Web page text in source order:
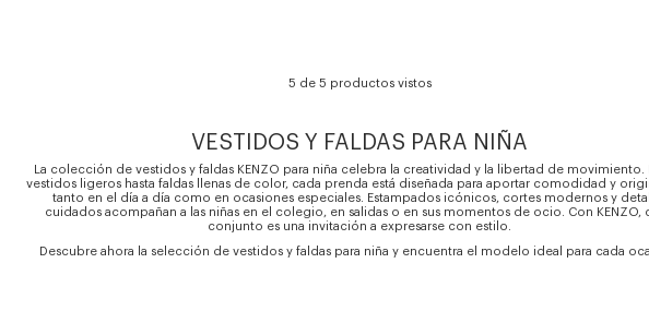
5 de 5 productos vistos
VESTIDOS Y FALDAS PARA NIÑA
La colección de vestidos y faldas KENZO para niña celebra la creatividad y la libertad de movimiento.
vestidos ligeros hasta faldas llenas de color, cada prenda está diseñada para aportar comodidad y
tanto en el día a día como en ocasiones especiales. Estampados icónicos, cortes modernos y
cuidados acompañan a las niñas en el colegio, en salidas o en sus momentos de ocio. Con KENZO,
conjunto es una invitación a expresarse con estilo.
Descubre ahora la selección de vestidos y faldas para niña y encuentra el modelo ideal para cada